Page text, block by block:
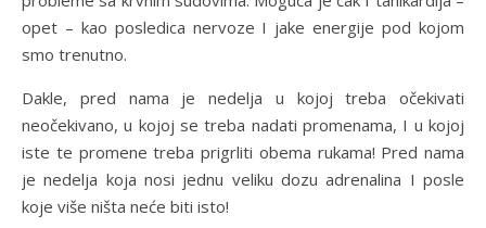
opet – kao posledica nervoze I jake energije pod kojom
smo trenutno.
Dakle, pred nama je nedelja u kojoj treba očekivati
neočekivano, u kojoj se treba nadati promenama, I u kojoj
iste te promene treba prigrliti obema rukama! Pred nama
je nedelja koja nosi jednu veliku dozu adrenalina I posle
koje više ništa neće biti isto!